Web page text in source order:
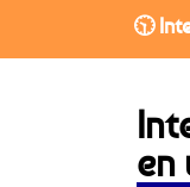
🕥
en